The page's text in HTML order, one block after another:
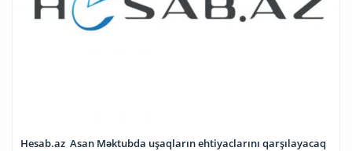
Hesab.az Asan Məktubda uşaqların ehtiyaclarını qarşılayacaq